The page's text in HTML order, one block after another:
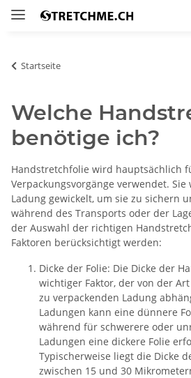
Startseite
Welche
benötige ich?
Handstretchfolie wird hauptsächlich
Verpackungsvorgänge verwendet.
Ladung gewickelt, um sie zu sichern
während des Transports oder der
der Auswahl der richtigen
Faktoren berücksichtigt werden:
Dicke der Folie: Die Dicke der
wichtiger Faktor, der von der
zu verpackenden Ladung
Ladungen kann eine dünnere
während für schwerere oder
Ladungen eine dickere Folie
Typischerweise liegt die Dicke
zwischen 15 und 30